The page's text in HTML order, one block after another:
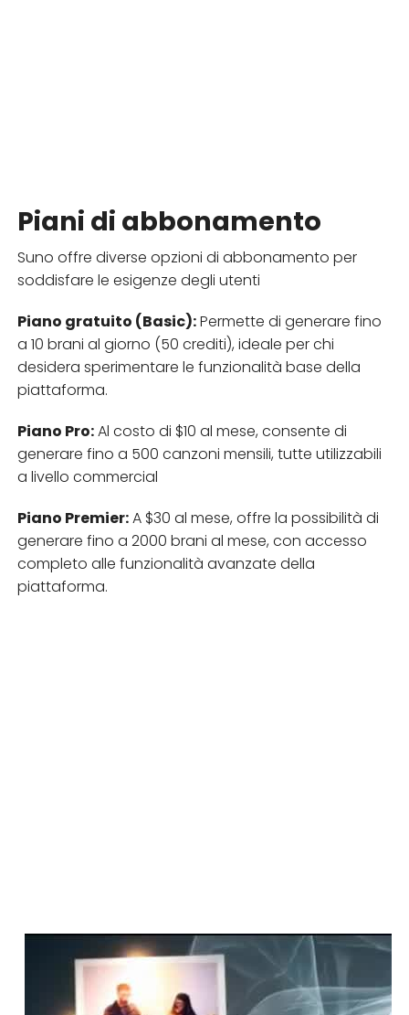
Piani di abbonamento
Suno offre diverse opzioni di abbonamento per
soddisfare le esigenze degli utenti
Piano gratuito (Basic):Permette di generare fino
a 10 brani al giorno (50 crediti), ideale per chi
desidera sperimentare le funzionalità base della
piattaforma.
Piano Pro:Al costo di $10 al mese, consente di
generare fino a 500 canzoni mensili, tutte utilizzabili
a livello commercial
Piano Premier:A $30 al mese, offre la possibilità di
generare fino a 2000 brani al mese, con accesso
completo alle funzionalità avanzate della
piattaforma.